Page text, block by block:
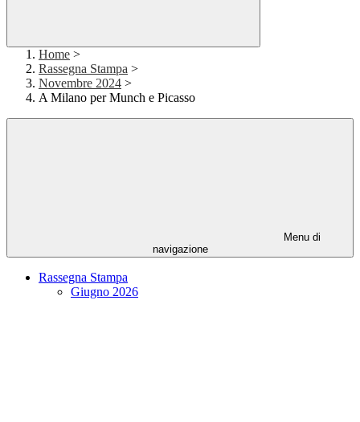
Home >
Rassegna Stampa >
Novembre 2024 >
A Milano per Munch e Picasso
Menu di
navigazione
Rassegna Stampa
Giugno 2026